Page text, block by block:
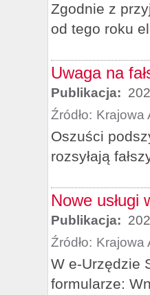
Zgodnie z
od tego roku
Uwaga na
Publikacja:
Źródło: Krajowa
Oszuści
rozsyłają
Nowe usługi
Publikacja:
Źródło: Krajowa
W e-Urzędzie
formularze: